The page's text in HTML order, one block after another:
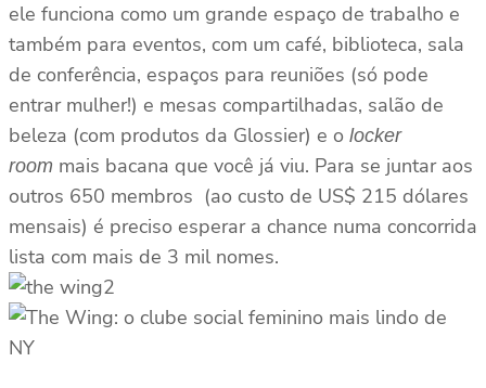
ele funciona como um grande espaço de trabalho e
também para eventos, com um café, biblioteca, sala
de conferência, espaços para reuniões (só pode
entrar mulher!) e mesas compartilhadas, salão de
beleza (com produtos da Glossier) e o locker
room mais bacana que você já viu. Para se juntar aos
outros 650 membros (ao custo de US$ 215 dólares
mensais) é preciso esperar a chance numa concorrida
lista com mais de 3 mil nomes.